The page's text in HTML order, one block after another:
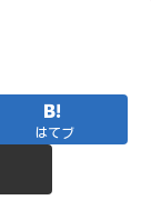
はてブ